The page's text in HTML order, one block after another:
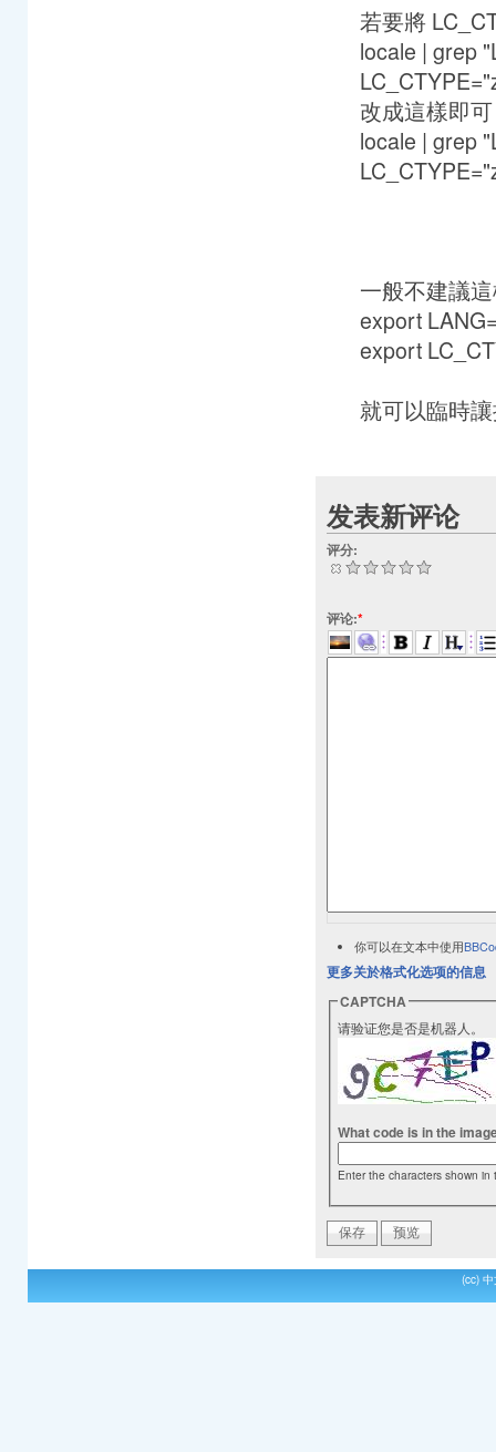
若要將
locale | grep
改成這樣即
locale | grep
一般不建議
export
export
就可以臨時
发表新评论
评分:
评论:*
你可以在文本中使用
更多关於格式化选项的信息
CAPTCHA
请验证您是否是机器人。
What code is in the
Enter the characters shown in
(cc)中